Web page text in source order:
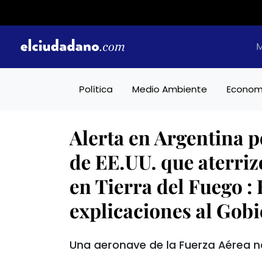
Política Medio Ambiente
Alerta en Argentina
de EE.UU. que
en Tierra del Fuego :
explicaciones al
Una aeronave de la Fuerza Aérea